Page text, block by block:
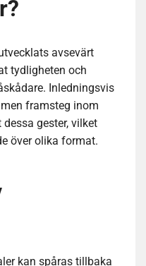
avsevärt
tydligheten och
Inledningsvis
framsteg inom
gester, vilket
över olika format.
kan spåras tillbaka